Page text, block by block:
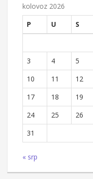
kolovoz 2026
P
U S
3
4 5
10
11 12
17
18 19
24
25 26
31
« srp